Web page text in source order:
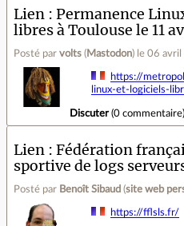
Lien
Permanence
libres à Toulouse le 11
Posté par volts ( Mastodon) le 06
https://
linux-et-logiciels-
Discuter(0 commentaire
Lien
Fédération
sportive de logs
Posté par Benoît Sibaud (site web
https://fflsls.fr/